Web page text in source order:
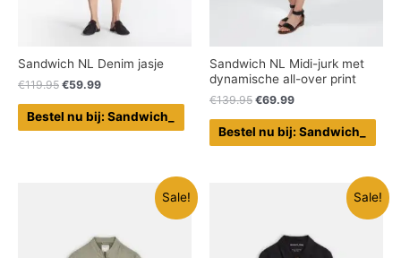
Sandwich NL Denim jasje
€119.95 €59.99
Bestel nu bij: Sandwich_
Sandwich NL Midi-jurk met
dynamische all-over print
€139.95 €69.99
Bestel nu bij: Sandwich_
Sale! Sale!